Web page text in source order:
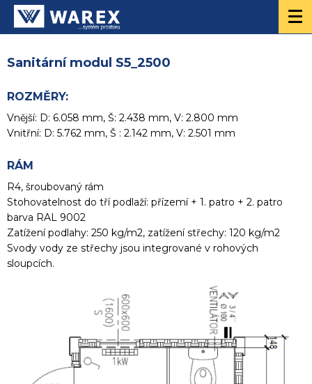
Sanitární modul S5_2500
ROZMĚRY:
Vnější: D: 6.058 mm, Š: 2.438 mm, V: 2.800 mm
Vnitřní: D: 5.762 mm, Š : 2.142 mm, V: 2.501 mm
RÁM
R4, šroubovaný rám
Stohovatelnost do tří podlaží: přízemí + 1. patro + 2. patro
barva RAL 9002
Zatížení podlahy: 250 kg/m2, zatížení střechy: 120 kg/m2
Svody vody ze střechy jsou integrované v rohových
sloupcích.